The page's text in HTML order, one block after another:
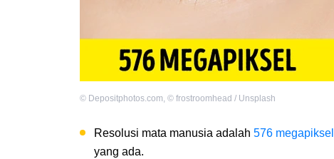
© Depositphotos.com, © frostroomhead / Unsplash
Resolusi mata manusia adalah 576 megapiksel
yang ada.